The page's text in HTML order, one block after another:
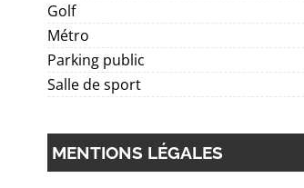
Golf
Métro
Parking public
Salle de sport
MENTIONS LÉGALES